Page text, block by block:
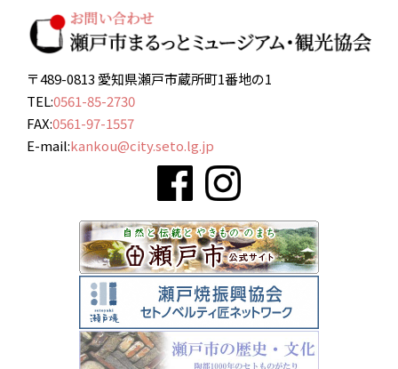
〒489-0813 愛知県瀬戸市蔵所町1番地の1
TEL:0561-85-2730
FAX:0561-97-1557
E-mail:kankou@city.seto.lg.jp